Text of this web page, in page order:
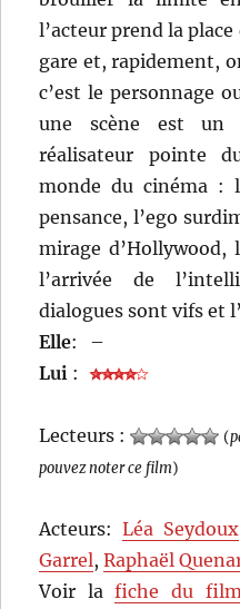
l’acteur prend la
gare et, rapidement,
c’est le personnage
une scène est un
réalisateur pointe
monde du cinéma :
pensance, l’ego
mirage d’Hollywood,
l’arrivée de
dialogues sont vifs et
Elle:
–
Lui :
Lecteurs : (
pouvez noter ce film)
Acteurs: Léa Seydoux
Garrel,Raphaël
Voir lafiche du film